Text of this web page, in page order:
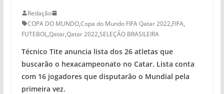
Redação
COPA DO MUNDO,Copa do Mundo FIFA Qatar 2022,FIFA,
FUTEBOL,Qatar,Qatar 2022,SELEÇÃO BRASILEIRA
Técnico Tite anuncia lista dos 26 atletas que
buscarão o hexacampeonato no Catar. Lista conta
com 16 jogadores que disputarão o Mundial pela
primeira vez.